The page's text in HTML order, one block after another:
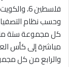
فلسطين 6، والكويت سادسا بـ5 نقاط.
وحسب نظام
كل مجموعة ستة
والرابع من كل